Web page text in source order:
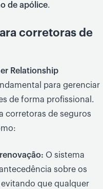
de apólice.
corretoras de
Relationship
para gerenciar
de forma profissional.
corretoras de seguros
O sistema
sobre os
que qualquer